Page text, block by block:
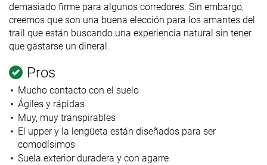
demasiado firme para algunos corredores. Sin embargo,
creemos que son una buena elección para los amantes del
trail que están buscando una experiencia natural sin tener
que gastarse un dineral.
Pros
Mucho contacto con el suelo
Ágiles y rápidas
Muy, muy transpirables
El upper y la lengüeta están diseñados para ser
comodísimos
Suela exterior duradera y con agarre